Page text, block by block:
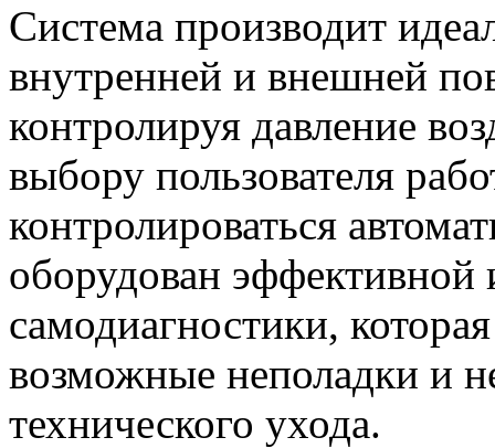
Система производит
внутренней и внешней
контролируя давление
выбору пользователя
контролироваться
оборудован эффективной
самодиагностики,
возможные неполадки и
технического ухода.